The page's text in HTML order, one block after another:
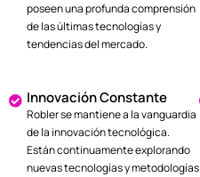
poseen una profunda comprensión
de las últimas tecnologías y
tendencias del mercado.
Innovación Constante
Robler se mantiene a la vanguardia
de la innovación tecnológica.
Están continuamente explorando
nuevas tecnologías y metodologías